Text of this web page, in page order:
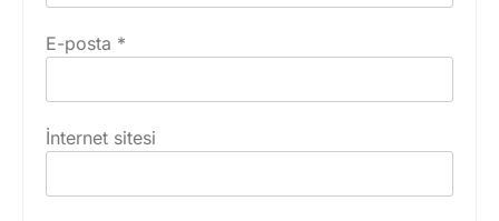
E-posta *
İnternet sitesi